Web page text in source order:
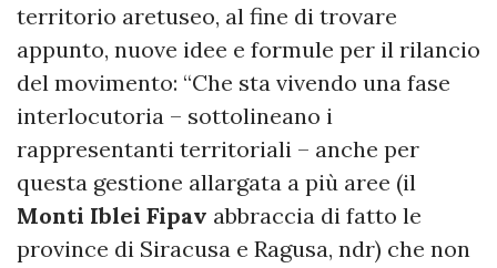
territorio aretuseo, al fine di trovare
appunto, nuove idee e formule per il rilancio
del movimento: “Che sta vivendo una fase
interlocutoria – sottolineano i
rappresentanti territoriali – anche per
questa gestione allargata a più aree (il
Monti Iblei Fipav abbraccia di fatto le
province di Siracusa e Ragusa, ndr) che non